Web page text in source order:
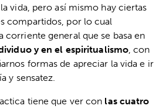
vida, pero así mismo hay ciertas
compartidos, por lo cual
corriente general que se basa en
y en el espiritualismo, con
formas de apreciar la vida e ir
y sensatez.
tiene que ver con las cuatro